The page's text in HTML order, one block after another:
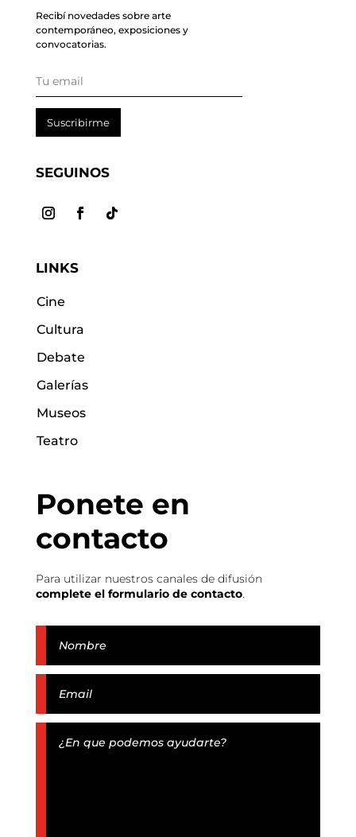
Recibí novedades sobre arte
contemporáneo, exposiciones y
convocatorias.
Suscribirme
SEGUINOS
LINKS
Cine
Cultura
Debate
Galerías
Museos
Teatro
Ponete en
contacto
Para utilizar nuestros canales de difusión
complete el formulario de contacto.